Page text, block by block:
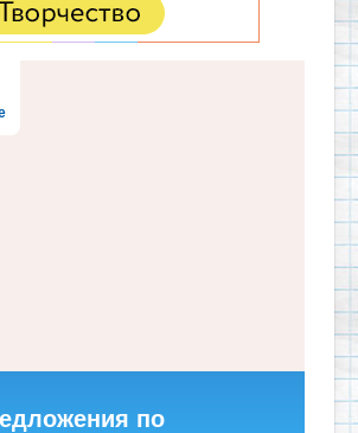
по